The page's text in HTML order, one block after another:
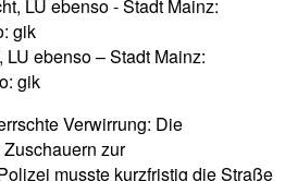
ebenso – Stadt Mainz:
gik
Verwirrung: Die
zur
musste kurzfristig die Straße